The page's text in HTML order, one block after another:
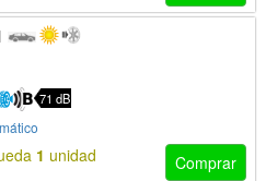
71 dB
Comprar
1 unidad